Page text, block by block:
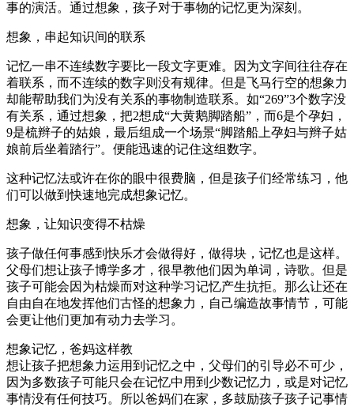
事的演活。通过想象，孩子对于事物的记忆更为深刻。
想象，串起知识间的联系
记忆一串不连续数字要比一段文字更难。因为文字间往往存在
着联系，而不连续的数字则没有规律。但是飞马行空的想象力
却能帮助我们为没有关系的事物制造联系。如“269”3个数字没
有关系，通过想象，把2想成“大黄鹅脚踏船”，而6是个孕妇，
9是梳辫子的姑娘，最后组成一个场景“脚踏船上孕妇与辫子姑
娘前后坐着踏行”。便能迅速的记住这组数字。
这种记忆法或许在你的眼中很费脑，但是孩子们经常练习，他
们可以做到快速地完成想象记忆。
想象，让知识变得不枯燥
孩子做任何事感到快乐才会做得好，做得块，记忆也是这样。
父母们想让孩子博学多才，很早教他们因为单词，诗歌。但是
孩子可能会因为枯燥而对这种学习记忆产生抗拒。那么让还在
自由自在地发挥他们古怪的想象力，自己编造故事情节，可能
会更让他们更加有动力去学习。
想象记忆，爸妈这样教
想让孩子把想象力运用到记忆之中，父母们的引导必不可少，
因为多数孩子可能只会在记忆中用到少数记忆力，或是对记忆
事情没有任何技巧。所以爸妈们在家，多鼓励孩子孩子记事情